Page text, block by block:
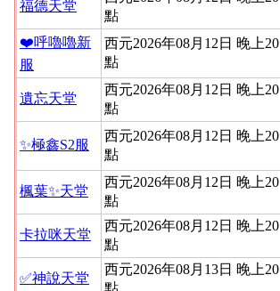
福德天堂
點
❤️呼嚕嚕新
服
西元2026年08月12日 晚上20
點
遺忘天堂
西元2026年08月12日 晚上20
點
✨極鑫S2服
西元2026年08月12日 晚上20
點
楓葉✨天堂
西元2026年08月12日 晚上20
點
卡拉咪天堂
西元2026年08月12日 晚上20
點
✅神說天堂
西元2026年08月13日 晚上20
點